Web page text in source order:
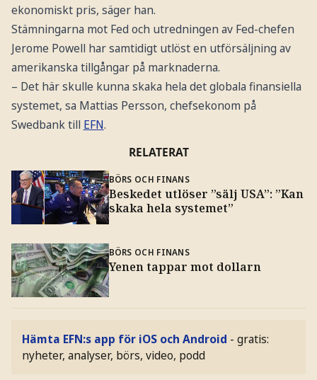
ekonomiskt pris, säger han.
Stämningarna mot Fed och utredningen av Fed-chefen
Jerome Powell har samtidigt utlöst en utförsäljning av
amerikanska tillgångar på marknaderna.
– Det här skulle kunna skaka hela det globala finansiella
systemet, sa Mattias Persson, chefsekonom på
Swedbank till EFN.
RELATERAT
BÖRS OCH FINANS
Beskedet utlöser ”sälj USA”: ”Kan
skaka hela systemet”
BÖRS OCH FINANS
Yenen tappar mot dollarn
Hämta EFN:s app för iOS och Android - gratis:
nyheter, analyser, börs, video, podd